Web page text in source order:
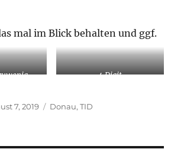
mal im Blick behalten und ggf.
4 Digit
7, 2019 Kategorien
Donau,TID